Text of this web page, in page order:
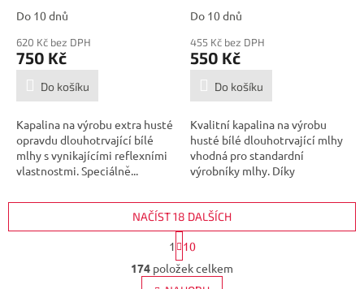
Do 10 dnů
620 Kč bez DPH
750 Kč
Do košíku
Kapalina na výrobu extra husté
opravdu dlouhotrvající bílé
mlhy s vynikajícími reflexními
vlastnostmi. Speciálně...
Do 10 dnů
455 Kč bez DPH
550 Kč
Do košíku
Kvalitní kapalina na výrobu
husté bílé dlouhotrvající mlhy
vhodná pro standardní
výrobníky mlhy. Díky
O
v
NAČÍST 18 DALŠÍCH
t
r
á
1
10
174 položek celkem